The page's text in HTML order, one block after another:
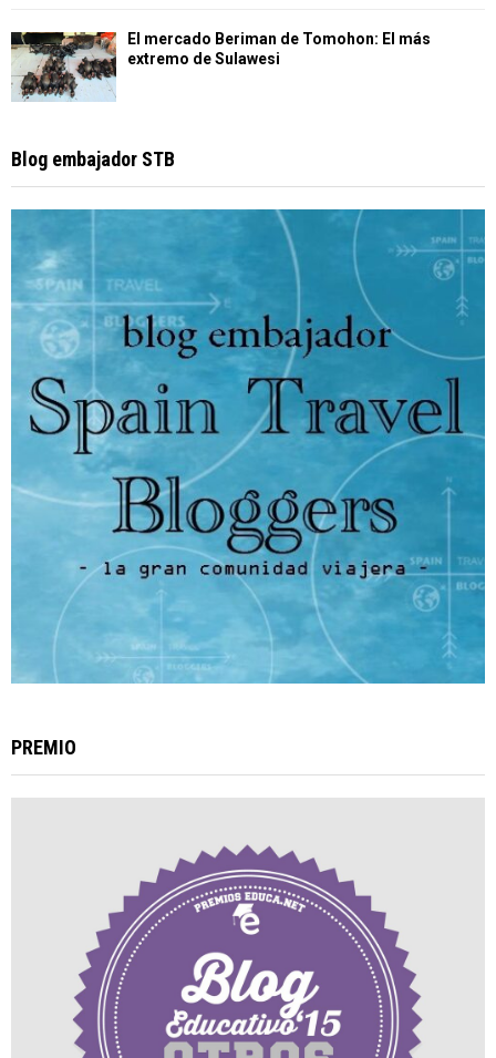
El mercado Beriman de Tomohon: El más
extremo de Sulawesi
Blog embajador STB
PREMIO